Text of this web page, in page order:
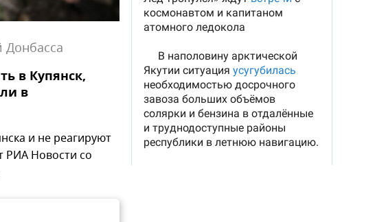
в Купянск,
в
и не реагируют
РИА Новости со